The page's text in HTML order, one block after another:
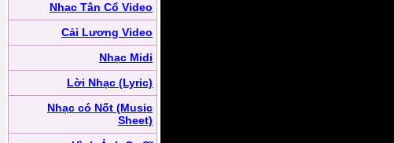
Nhạc Tân Cổ Video
Cải Lương Video
Nhạc Midi
Lời Nhạc (Lyric)
Nhạc có Nốt (Music
Sheet)